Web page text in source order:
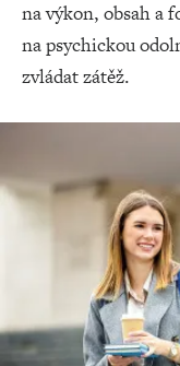
na výkon, obsah a
na psychickou
zvládat zátěž.